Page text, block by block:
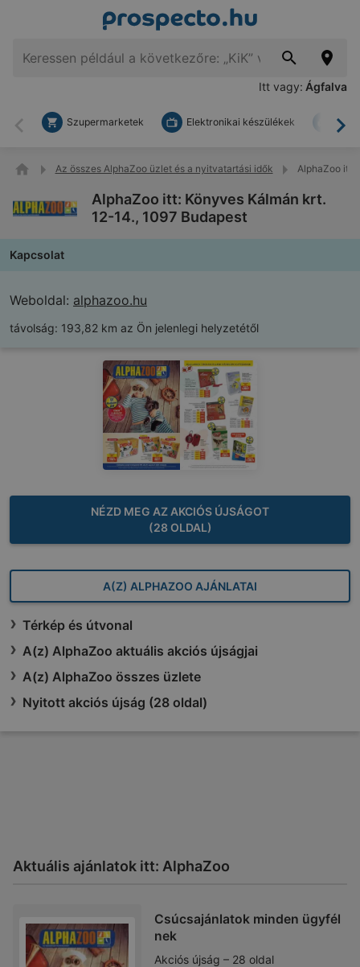
Itt vagy: Ágfalva
Vissza
Szupermarketek Elektronikai készülékek
Az összes AlphaZoo üzlet és a nyitvatartási idők AlphaZoo itt:
AlphaZoo itt: Könyves Kálmán krt.
12-14., 1097 Budapest
Kapcsolat
Weboldal: alphazoo.hu
távolság: 193,82 km az Ön jelenlegi helyzetétől
NÉZD MEG AZ AKCIÓS ÚJSÁGOT
(28 OLDAL)
A(Z) ALPHAZOO AJÁNLATAI
Térkép és útvonal
A(z) AlphaZoo aktuális akciós újságjai
A(z) AlphaZoo összes üzlete
Nyitott akciós újság (28 oldal)
Aktuális ajánlatok itt: AlphaZoo
Csúcsajánlatok minden ügyfél
nek
Akciós újság – 28 oldal